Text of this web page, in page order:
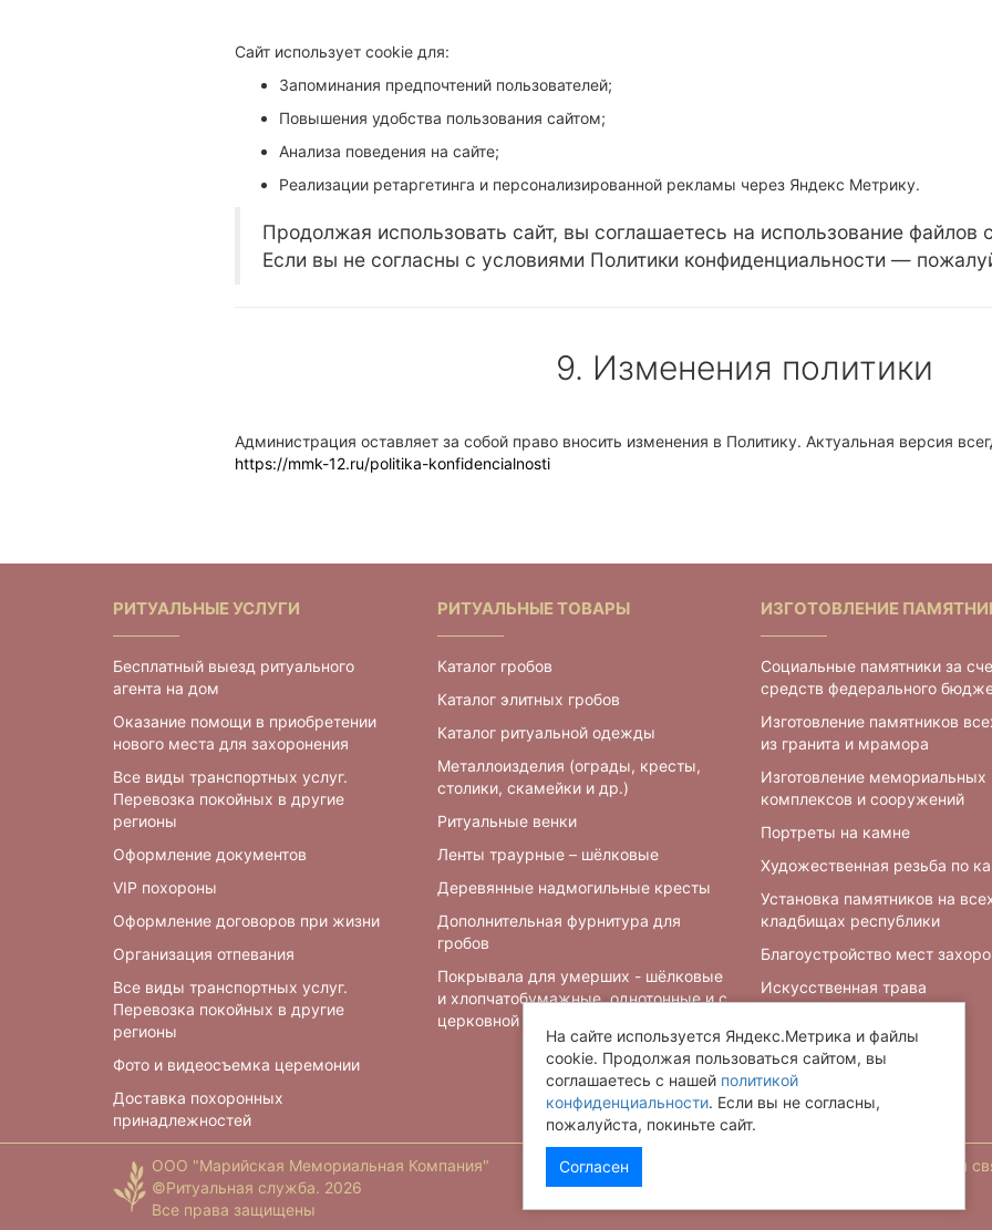
Сайт использует cookie для:
Запоминания предпочтений пользователей;
Повышения удобства пользования сайтом;
Анализа поведения на сайте;
Реализации ретаргетинга и персонализированной рекламы через Яндекс Метрику.
Продолжая использовать сайт, вы соглашаетесь на использование файлов
Если вы не согласны с условиями Политики конфиденциальности —
9. Изменения политики
Администрация оставляет за собой право вносить изменения в Политику. Актуальная версия
https://mmk-12.ru/politika-konfidencialnosti
РИТУАЛЬНЫЕ УСЛУГИ
Бесплатный выезд ритуального
агента на дом
Оказание помощи в приобретении
нового места для захоронения
Все виды транспортных услуг.
Перевозка покойных в другие
регионы
Оформление документов
VIP похороны
Оформление договоров при жизни
Организация отпевания
Все виды транспортных услуг.
Перевозка покойных в другие
регионы
Фото и видеосъемка церемонии
Доставка похоронных
принадлежностей
РИТУАЛЬНЫЕ ТОВАРЫ
Каталог гробов
Каталог элитных гробов
Каталог ритуальной одежды
Металлоизделия (ограды, кресты,
столики, скамейки и др.)
Ритуальные венки
Ленты траурные – шёлковые
Деревянные надмогильные кресты
Дополнительная фурнитура для
гробов
Покрывала для умерших - шёлковые
и хлопчатобумажные, однотонные и с
церковной символикой
ИЗГОТОВЛЕНИЕ
Социальные памятники за
средств федерального
Изготовление памятников
из гранита и мрамора
Изготовление мемориальных
комплексов и сооружений
Портреты на камне
Художественная резьба по
Установка памятников на
кладбищах республики
Благоустройство мест
Искусственная трава
ООО "Марийская Мемориальная Компания"
©Ритуальная служба. 2026
Все права защищены
Обратная
На сайте используется Яндекс.Метрика и файлы
cookie. Продолжая пользоваться сайтом, вы
соглашаетесь с нашей политикой
конфиденциальности. Если вы не согласны,
пожалуйста, покиньте сайт.
Согласен